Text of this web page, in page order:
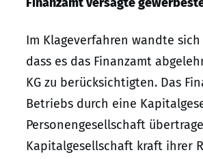
Im Klageverfahren wandte
dass es das Finanzamt
KG zu berücksichtigten. Das
Betriebs durch eine
Personengesellschaft
Kapitalgesellschaft kraft ihrer